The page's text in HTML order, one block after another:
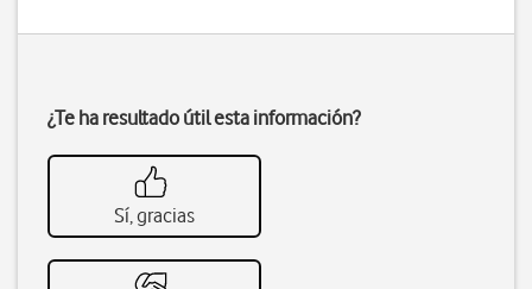
¿Te ha resultado útil esta información?
Sí, gracias